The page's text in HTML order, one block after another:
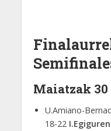
Maiatzak 30
U.Amiano-
18-22